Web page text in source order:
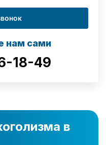
нам сами
18-49
в